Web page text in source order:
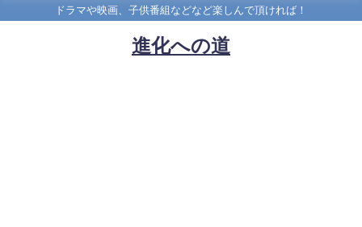
ドラマや映画、子供番組などなど楽しんで頂ければ！
進化への道